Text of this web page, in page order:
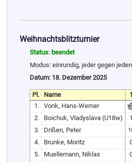
Weihnachtsblitzturnier
Status: beendet
Modus: einrundig, jeder gegen
Datum: 18. Dezember 2025
Pl. Name
1. Vonk, Hans-Werner
2.
Boichuk, Vladyslava (U18w)
3.
Drißen, Peter
4.
Brunke, Moritz
5.
Muellemann, Niklas